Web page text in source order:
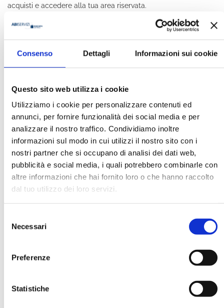
Consenso Dettagli Informazioni sui cookie
Questo sito web utilizza i cookie
Utilizziamo i cookie per personalizzare contenuti ed
annunci, per fornire funzionalità dei social media e per
analizzare il nostro traffico. Condividiamo inoltre
informazioni sul modo in cui utilizzi il nostro sito con i
nostri partner che si occupano di analisi dei dati web,
pubblicità e social media, i quali potrebbero combinarle con
altre informazioni che hai fornito loro o che hanno raccolto
dal tuo utilizzo dei loro servizi.
delNecessari
Preferenze
Statistiche
acquisti e accedere alla tua area riservata.
Tutti i campi indicati con * sono obbligatori
DATA DI NASCITA *
E-MAIL *
AZIENDA
FUNZIONE AZIENDALE